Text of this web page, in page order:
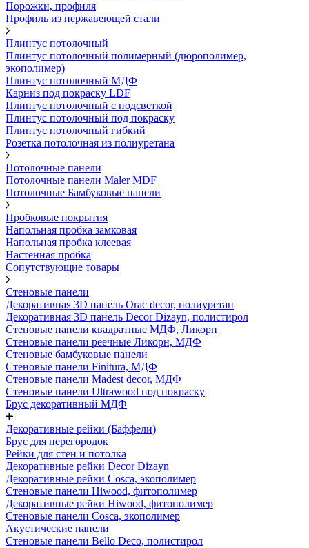
Порожки, профиля
Профиль из нержавеющей стали
Плинтус потолочный
Плинтус потолочный полимерный (дюрополимер,
экополимер)
Плинтус потолочный МДФ
Карниз под покраску LDF
Плинтус потолочный с подсветкой
Плинтус потолочный под покраску
Плинтус потолочный гибкий
Розетка потолочная из полиуретана
Потолочные панели
Потолочные панели Maler MDF
Потолочные Бамбуковые панели
Пробковые покрытия
Напольная пробка замковая
Напольная пробка клеевая
Настенная пробка
Сопутствующие товары
Стеновые панели
Декоративная 3D панель Orac decor, полиуретан
Декоративная 3D панель Decor Dizayn, полистирол
Стеновые панели квадратные МДФ, Ликорн
Стеновые панели реечные Ликорн, МДФ
Стеновые бамбуковые панели
Стеновые панели Finitura, МДФ
Стеновые панели Madest decor, МДФ
Стеновые панели Ultrawood под покраску
Брус декоративный МДФ
Декоративные рейки (Баффели)
Брус для перегородок
Рейки для стен и потолка
Декоративные рейки Decor Dizayn
Декоративные рейки Cosca, экополимер
Стеновые панели Hiwood, фитополимер
Декоративные рейки Hiwood, фитополимер
Стеновые панели Cosca, экополимер
Акустические панели
Стеновые панели Bello Deco, полистирол